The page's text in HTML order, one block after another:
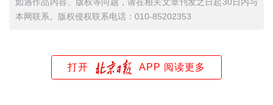
本网联系。版权侵权联系电话：010-85202353
打开 APP 阅读更多